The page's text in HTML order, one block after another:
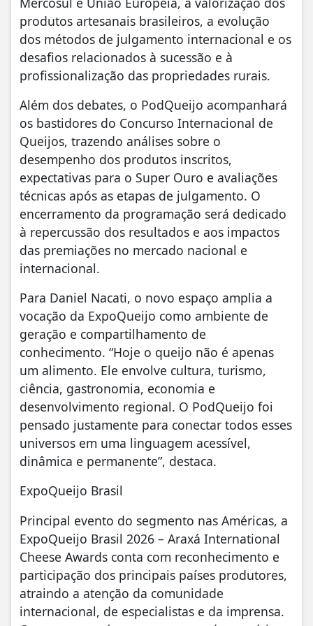
produtos artesanais brasileiros, a evolução
dos métodos de julgamento internacional e os
desafios relacionados à sucessão e à
profissionalização das propriedades rurais.
Além dos debates, o PodQueijo acompanhará
os bastidores do Concurso Internacional de
Queijos, trazendo análises sobre o
desempenho dos produtos inscritos,
expectativas para o Super Ouro e avaliações
técnicas após as etapas de julgamento. O
encerramento da programação será dedicado
à repercussão dos resultados e aos impactos
das premiações no mercado nacional e
internacional.
Para Daniel Nacati, o novo espaço amplia a
vocação da ExpoQueijo como ambiente de
geração e compartilhamento de
conhecimento. “Hoje o queijo não é apenas
um alimento. Ele envolve cultura, turismo,
ciência, gastronomia, economia e
desenvolvimento regional. O PodQueijo foi
pensado justamente para conectar todos esses
universos em uma linguagem acessível,
dinâmica e permanente”, destaca.
ExpoQueijo Brasil
Principal evento do segmento nas Américas, a
ExpoQueijo Brasil 2026 – Araxá International
Cheese Awards conta com reconhecimento e
participação dos principais países produtores,
atraindo a atenção da comunidade
internacional, de especialistas e da imprensa.